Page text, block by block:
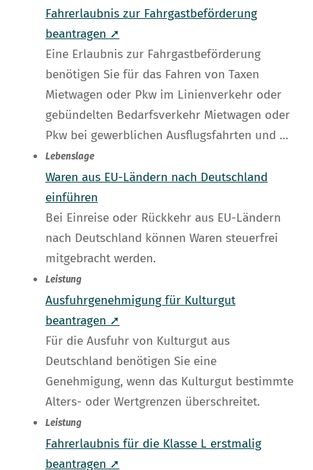
Fahrerlaubnis zur Fahrgastbeförderung
beantragen ➚
Eine Erlaubnis zur Fahrgastbeförderung
benötigen Sie für das Fahren von Taxen
Mietwagen oder Pkw im Linienverkehr oder
gebündelten Bedarfsverkehr Mietwagen oder
Pkw bei gewerblichen Ausflugsfahrten und …
Lebenslage
Waren aus EU-Ländern nach Deutschland
einführen
Bei Einreise oder Rückkehr aus EU-Ländern
nach Deutschland können Waren steuerfrei
mitgebracht werden.
Leistung
Ausfuhrgenehmigung für Kulturgut
beantragen ➚
Für die Ausfuhr von Kulturgut aus
Deutschland benötigen Sie eine
Genehmigung, wenn das Kulturgut bestimmte
Alters- oder Wertgrenzen überschreitet.
Leistung
Fahrerlaubnis für die Klasse L erstmalig
beantragen ➚